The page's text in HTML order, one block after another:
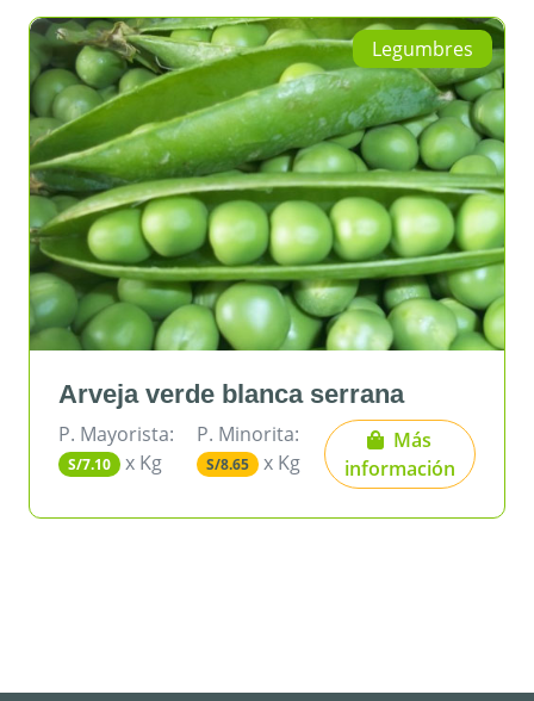
Legumbres
Arveja verde blanca serrana
P. Mayorista:
S/7.10 x Kg
P. Minorita:
S/8.65 x Kg
Más
información